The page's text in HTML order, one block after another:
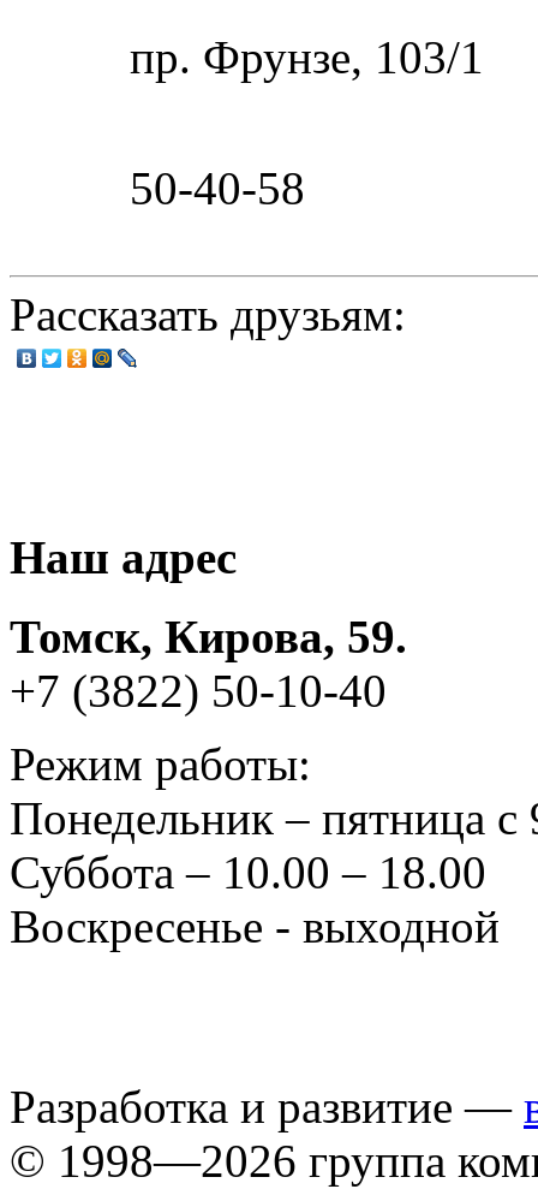
пр. Фрунзе, 103/1
50-40-58
Рассказать друзьям:
Наш адрес
Томск, Кирова, 59.
+7 (3822) 50-10-40
Режим работы:
Понедельник – пятница с
Суббота – 10.00 – 18.00
Воскресенье - выходной
Разработка и развитие —
© 1998—2026 группа